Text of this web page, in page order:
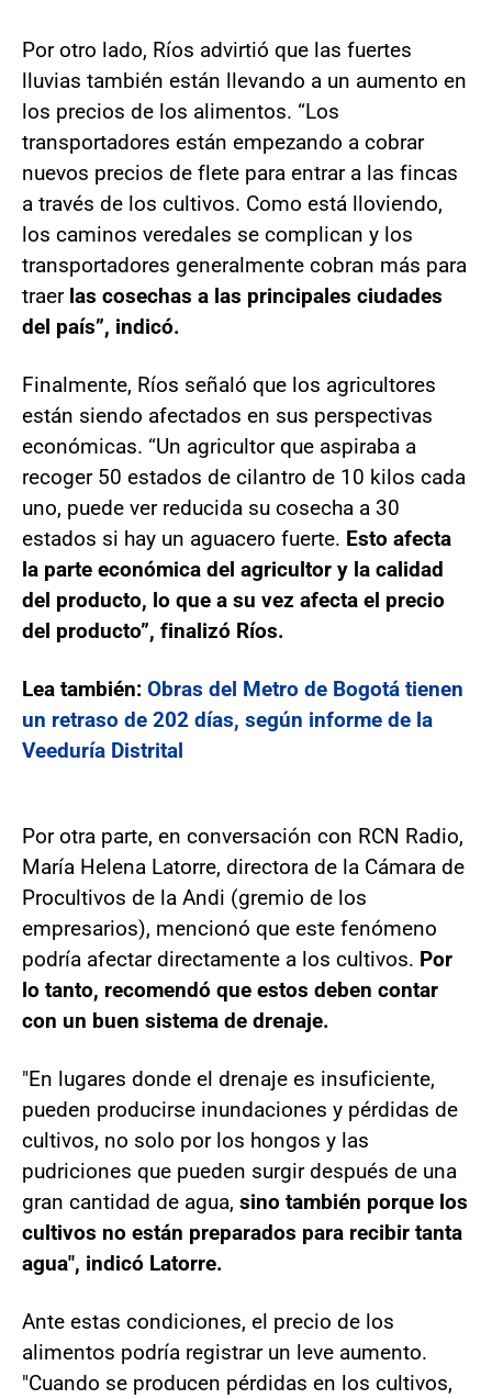
Por otro lado, Ríos advirtió que las fuertes
lluvias también están llevando a un aumento en
los precios de los alimentos. “Los
transportadores están empezando a cobrar
nuevos precios de flete para entrar a las fincas
a través de los cultivos. Como está lloviendo,
los caminos veredales se complican y los
transportadores generalmente cobran más para
traer las cosechas a las principales ciudades
del país”, indicó.
Finalmente, Ríos señaló que los agricultores
están siendo afectados en sus perspectivas
económicas. “Un agricultor que aspiraba a
recoger 50 estados de cilantro de 10 kilos cada
uno, puede ver reducida su cosecha a 30
estados si hay un aguacero fuerte. Esto afecta
la parte económica del agricultor y la calidad
del producto, lo que a su vez afecta el precio
del producto”, finalizó Ríos.
Lea también: Obras del Metro de Bogotá tienen
un retraso de 202 días, según informe de la
Veeduría Distrital
Por otra parte, en conversación con RCN Radio,
María Helena Latorre, directora de la Cámara de
Procultivos de la Andi (gremio de los
empresarios), mencionó que este fenómeno
podría afectar directamente a los cultivos. Por
lo tanto, recomendó que estos deben contar
con un buen sistema de drenaje.
"En lugares donde el drenaje es insuficiente,
pueden producirse inundaciones y pérdidas de
cultivos, no solo por los hongos y las
pudriciones que pueden surgir después de una
gran cantidad de agua, sino también porque los
cultivos no están preparados para recibir tanta
agua", indicó Latorre.
Ante estas condiciones, el precio de los
alimentos podría registrar un leve aumento.
"Cuando se producen pérdidas en los cultivos,